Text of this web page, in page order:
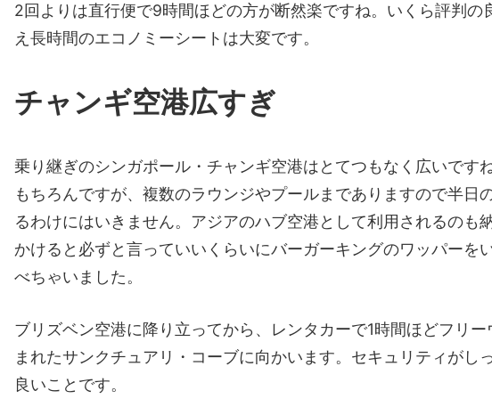
2回よりは直行便で9時間ほどの方が断然楽ですね。いくら評判の
え長時間のエコノミーシートは大変です。
チャンギ空港広すぎ
乗り継ぎのシンガポール・チャンギ空港はとてつもなく広いです
もちろんですが、複数のラウンジやプールまでありますので半日
るわけにはいきません。アジアのハブ空港として利用されるのも
かけると必ずと言っていいくらいにバーガーキングのワッパーを
べちゃいました。
ブリズベン空港に降り立ってから、レンタカーで1時間ほどフリ
まれたサンクチュアリ・コーブに向かいます。セキュリティがし
良いことです。